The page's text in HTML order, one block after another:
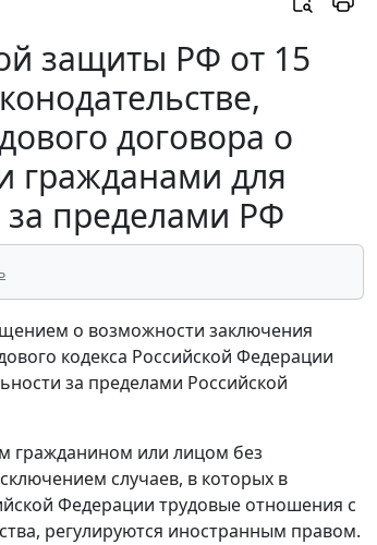
защиты РФ от 15
договора о
гражданами для
за пределами РФ
о возможности заключения
кодекса Российской Федерации
за пределами Российской
гражданином или лицом без
случаев, в которых в
Федерации трудовые отношения с
регулируются иностранным правом.